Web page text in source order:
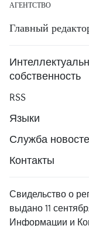
АГЕНТСТВО
Главный
собственность
RSS
Языки
Служба
Контакты
Свидельство о
выдано 11
Информации и